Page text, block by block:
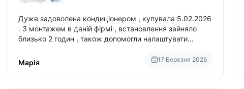
Дуже задоволена кондиціонером , купувала 5.02.2026
. З монтажем в даній фірмі , встановлення зайняло
близько 2 годин , також допомогли налаштувати
Марія
17 Березня 2026